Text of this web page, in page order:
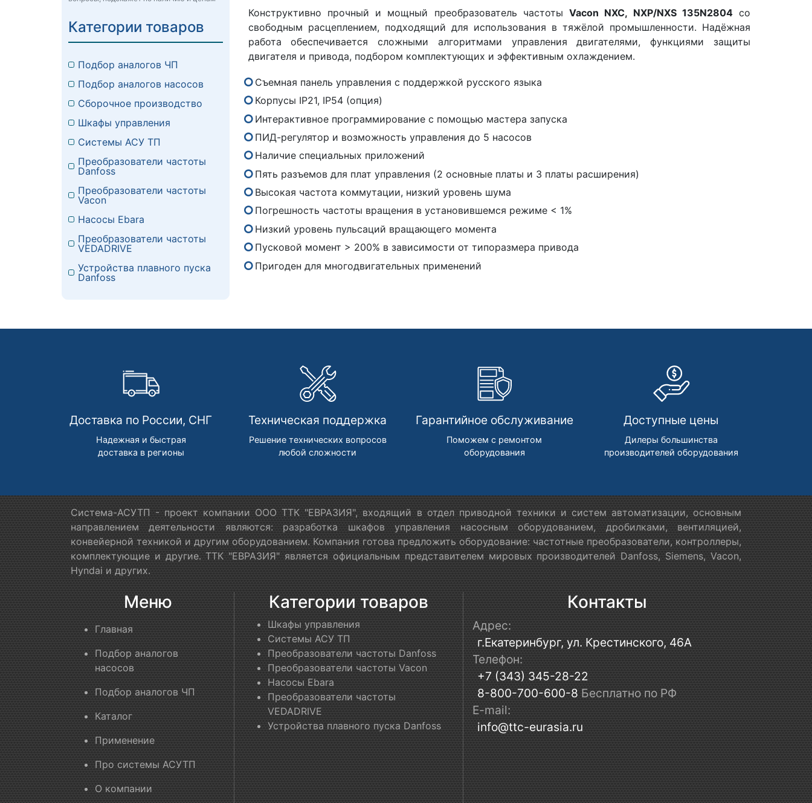
Конструктивно прочный и мощный преобразователь частоты Vacon NXC, NXP/NXS 135N2804со
свободным расцеплением, подходящий для использования в тяжёлой промышленности. Надёжная
работа обеспечивается сложными алгоритмами управления двигателями, функциями защиты
двигателя и привода, подбором комплектующих и эффективным охлаждением.
Съемная панель управления с поддержкой русского языка
Корпусы IP21, IP54 (опция)
Интерактивное программирование с помощью мастера запуска
ПИД-регулятор и возможность управления до 5 насосов
Наличие специальных приложений
Пять разъемов для плат управления (2 основные платы и 3 платы расширения)
Высокая частота коммутации, низкий уровень шума
Погрешность частоты вращения в установившемся режиме < 1%
Низкий уровень пульсаций вращающего момента
Пусковой момент > 200% в зависимости от типоразмера привода
Пригоден для многодвигательных применений
Категории товаров
Подбор аналогов ЧП
Подбор аналогов насосов
Сборочное производство
Шкафы управления
Системы АСУ ТП
Преобразователи частоты
Danfoss
Преобразователи частоты
Vacon
Насосы Ebara
Преобразователи частоты
VEDADRIVE
Устройства плавного пуска
Danfoss
Доставка по России, СНГ
Надежная и быстрая
доставка в регионы
Техническая поддержка
Решение технических вопросов
любой сложности
Гарантийное обслуживание
Поможем с ремонтом
оборудования
Доступные цены
Дилеры большинства
производителей оборудования
Система-АСУТП - проект компании ООО ТТК "ЕВРАЗИЯ", входящий в отдел приводной техники и систем автоматизации, основным
направлением деятельности являются: разработка шкафов управления насосным оборудованием, дробилками, вентиляцией,
конвейерной техникой и другим оборудованием. Компания готова предложить оборудование: частотные преобразователи, контроллеры,
комплектующие и другие. ТТК "ЕВРАЗИЯ" является официальным представителем мировых производителей Danfoss, Siemens, Vacon,
Hyndai и других.
Меню
Главная
Подбор аналогов
насосов
Подбор аналогов ЧП
Каталог
Применение
Про системы АСУТП
О компании
Категории товаров
Шкафы управления
Системы АСУ ТП
Преобразователи частоты Danfoss
Преобразователи частоты Vacon
Насосы Ebara
Преобразователи частоты
VEDADRIVE
Устройства плавного пуска Danfoss
Контакты
Адрес:
г.Екатеринбург, ул. Крестинского, 46А
Телефон:
+7 (343) 345-28-22
8-800-700-600-8 Бесплатно по РФ
E-mail:
info@ttc-eurasia.ru